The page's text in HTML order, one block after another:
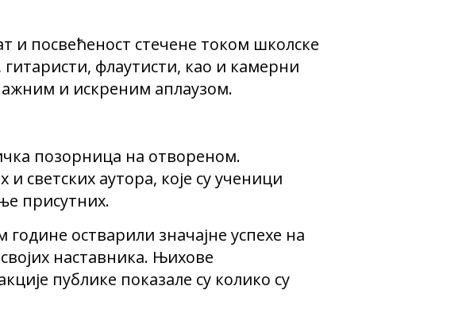
и посвећеност стечене током школске
флаутисти, као и камерни
и искреним аплаузом.
позорница на отвореном.
светских аутора, које су ученици
присутних.
остварили значајне успехе на
наставника. Њихове
публике показале су колико су